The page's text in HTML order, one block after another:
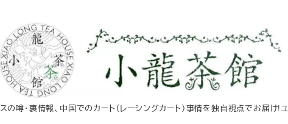
噂・裏情報、中国でのカート（レーシングカート）事情を独自視点でお届け!